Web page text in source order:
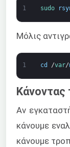
1 sudo
Μόλις
1 cd /var/
Κάνοντας
Αν
κάνουμε
κάνουμε